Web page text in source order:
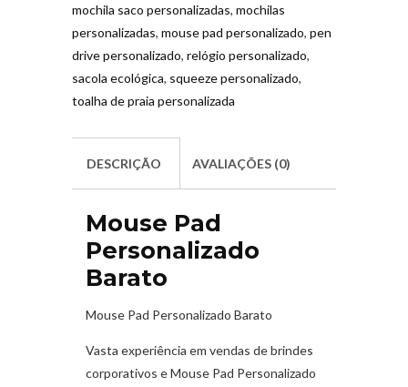
mochila saco personalizadas, mochilas
personalizadas, mouse pad personalizado, pen
drive personalizado, relógio personalizado,
sacola ecológica, squeeze personalizado,
toalha de praia personalizada
DESCRIÇÃO AVALIAÇÕES (0)
Mouse Pad
Personalizado
Barato
Mouse Pad Personalizado Barato
Vasta experiência em vendas de brindes
corporativos e Mouse Pad Personalizado